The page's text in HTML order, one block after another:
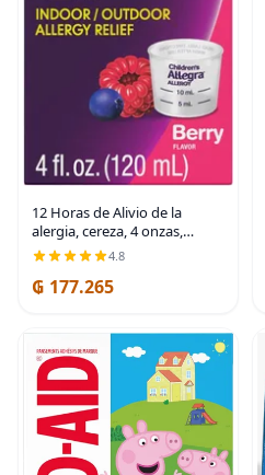
12 Horas de Alivio de la
alergia, cereza, 4 onzas,
CHATTEM531277, 1, 1
4.8
₲ 177.265